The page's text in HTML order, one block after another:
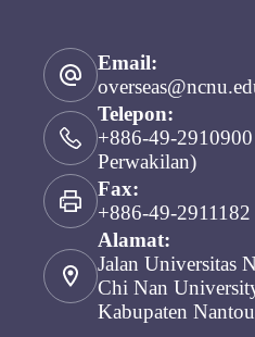
Email:
Telepon:
+886-49-
Perwakilan)
Fax:
+886-49-2911182
Alamat:
Jalan Universitas
Chi Nan
Kabupaten